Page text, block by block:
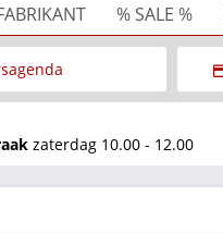
% SALE %
zaterdag 10.00 - 12.00